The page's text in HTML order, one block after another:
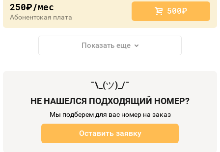
250руб./мес
Абонентская плата
500руб.
Показать еще
¯\_(ツ)_/¯
НЕ НАШЕЛСЯ ПОДХОДЯЩИЙ НОМЕР?
Мы подберем для вас номер на заказ
Оставить заявку